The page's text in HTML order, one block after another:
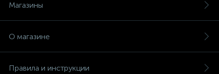
Магазины
О магазине
Правила и инструкции